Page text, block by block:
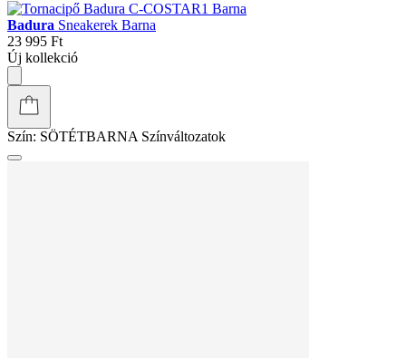
Badura Sneakerek Barna
23 995 Ft
Új kollekció
Szín: SÖTÉTBARNA Színváltozatok